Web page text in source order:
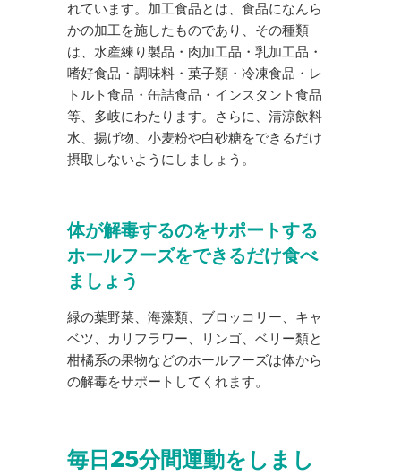
れています。加工食品とは、食品になんら
かの加工を施したものであり、その種類
は、水産練り製品・肉加工品・乳加工品・
嗜好食品・調味料・菓子類・冷凍食品・レ
トルト食品・缶詰食品・インスタント食品
等、多岐にわたります。さらに、清涼飲料
水、揚げ物、小麦粉や白砂糖をできるだけ
摂取しないようにしましょう。
体が解毒するのをサポートする
ホールフーズをできるだけ食べ
ましょう
緑の葉野菜、海藻類、ブロッコリー、キャ
ベツ、カリフラワー、リンゴ、ベリー類と
柑橘系の果物などのホールフーズは体から
の解毒をサポートしてくれます。
毎日25分間運動をしまし